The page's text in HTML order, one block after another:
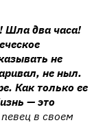
Шла два часа!
не
не ныл.
Как только ее
— это
в своем